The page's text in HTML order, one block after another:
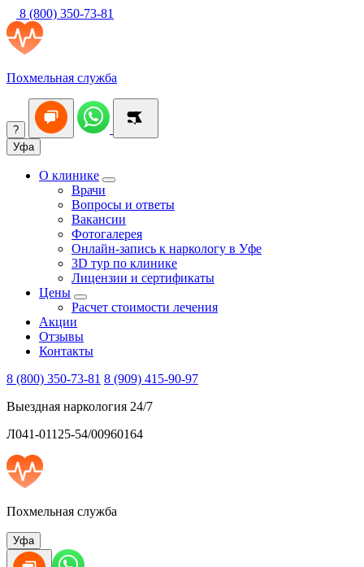
8 (800) 350-73-81
Похмельная служба
?
Уфа
О клинике
Врачи
Вопросы и ответы
Вакансии
Фотогалерея
Онлайн-запись к наркологу в Уфе
3D тур по клинике
Лицензии и сертификаты
Цены
Расчет стоимости лечения
Акции
Отзывы
Контакты
8 (800) 350-73-81 8 (909) 415-90-97
Выездная наркология 24/7
Л041-01125-54/00960164
Похмельная служба
Уфа